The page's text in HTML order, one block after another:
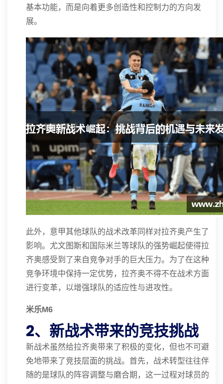
基本功能，而是向着更多创造性和控制力的方向发
展。
此外，意甲其他球队的战术改革同样对拉齐奥产生了
影响。尤文图斯和国际米兰等球队的强势崛起使得拉
齐奥感受到了来自竞争对手的巨大压力。为了在这种
竞争环境中保持一定优势，拉齐奥不得不在战术方面
进行变革，以增强球队的适应性与进攻性。
米乐M6
2、新战术带来的竞技挑战
新战术虽然给拉齐奥带来了积极的变化，但也不可避
免地带来了竞技层面的挑战。首先，战术转型往往伴
随的是球队的阵容调整与磨合期，这一过程对球员的